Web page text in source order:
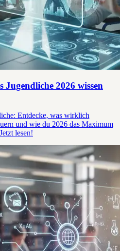
2026 wissen
Entdecke, was wirklich
und wie du 2026 das Maximum
lesen!